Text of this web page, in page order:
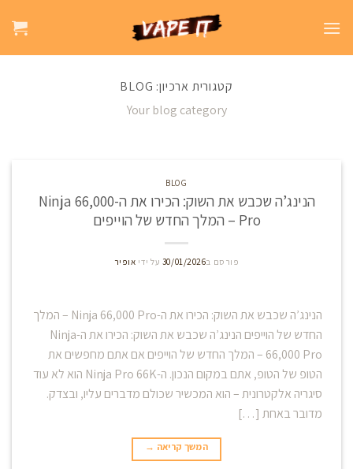
קטגורית ארכיון: BLOG
Your blog category
BLOG
הנינג’ה שכבש את השוק: הכירו את ה-Ninja 66,000
Pro – המלך החדש של הוייפים
פורסם ב30/01/2026 על ידי אופיר
הנינג’ה שכבש את השוק: הכירו את ה-Ninja 66,000 Pro – המלך
החדש של הוייפים הנינג’ה שכבש את השוק: הכירו את ה-Ninja
66,000 Pro – המלך החדש של הוייפים אם אתם מחפשים את
הטופ של הטופ, אתם במקום הנכון. ה-Ninja Pro 66K הוא לא עוד
סיגריה אלקטרונית – הוא המכשיר שכולם מדברים עליו, ובצדק.
מדובר באחת […]
המשך קריאה →